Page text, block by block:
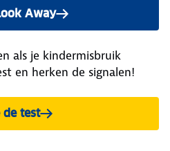
Away
als je kindermisbruik
en herken de signalen!
de test